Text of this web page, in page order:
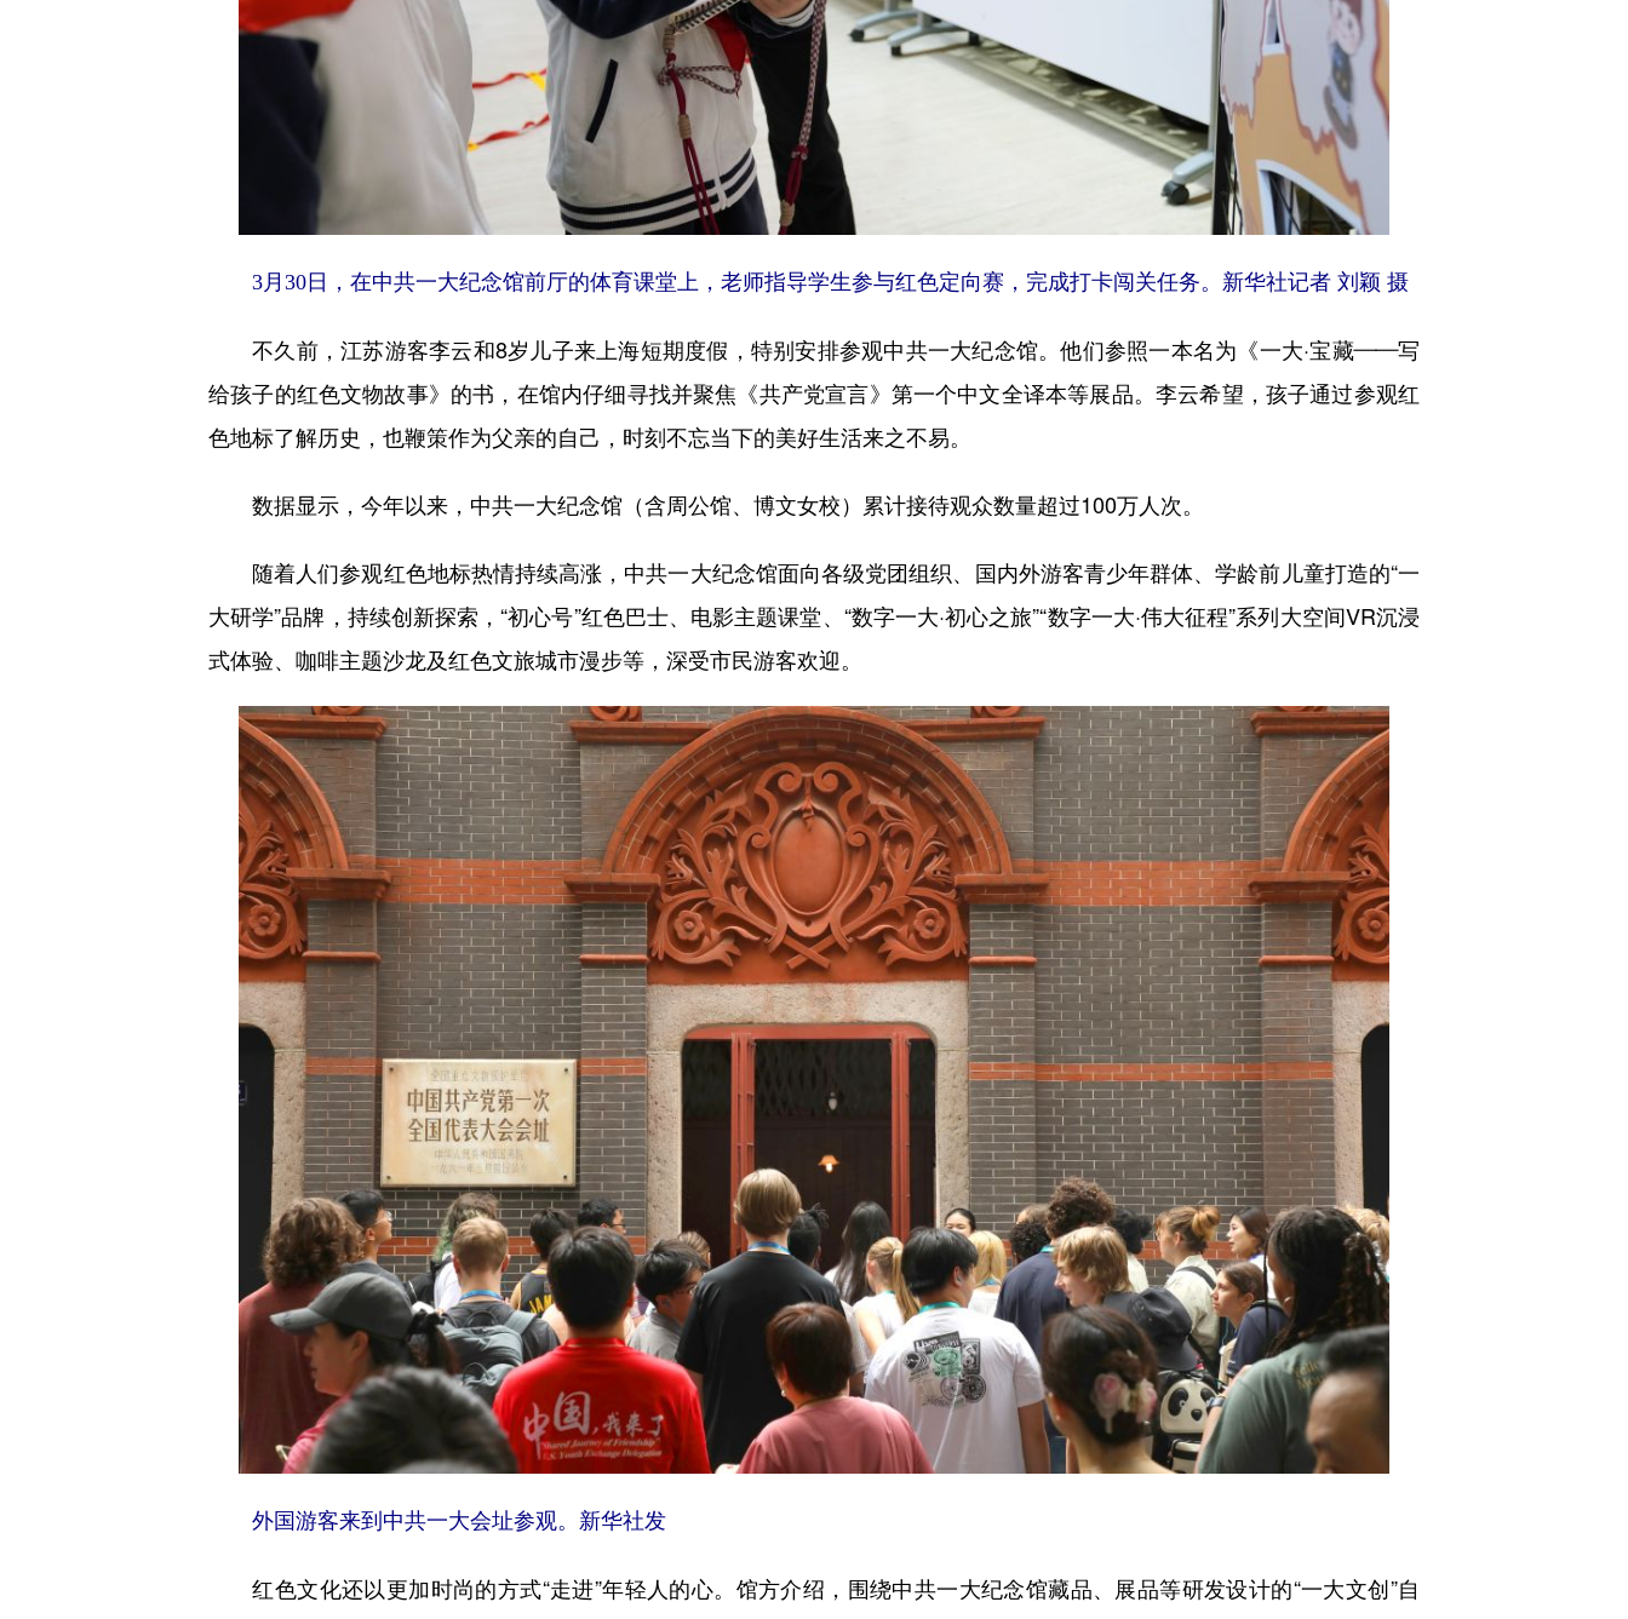
3月30日，在中共一大纪念馆前厅的体育课堂上，老师指导学生参与红色定向赛，完成打卡闯关任务。新华社记者 刘颖 摄
不久前，江苏游客李云和8岁儿子来上海短期度假，特别安排参观中共一大纪念馆。他们参照一本名为《一大·宝藏——写
给孩子的红色文物故事》的书，在馆内仔细寻找并聚焦《共产党宣言》第一个中文全译本等展品。李云希望，孩子通过参观红
色地标了解历史，也鞭策作为父亲的自己，时刻不忘当下的美好生活来之不易。
数据显示，今年以来，中共一大纪念馆（含周公馆、博文女校）累计接待观众数量超过100万人次。
随着人们参观红色地标热情持续高涨，中共一大纪念馆面向各级党团组织、国内外游客青少年群体、学龄前儿童打造的“一
大研学”品牌，持续创新探索，“初心号”红色巴士、电影主题课堂、“数字一大·初心之旅”“数字一大·伟大征程”系列大空间VR沉浸
式体验、咖啡主题沙龙及红色文旅城市漫步等，深受市民游客欢迎。
外国游客来到中共一大会址参观。新华社发
红色文化还以更加时尚的方式“走进”年轻人的心。馆方介绍，围绕中共一大纪念馆藏品、展品等研发设计的“一大文创”自